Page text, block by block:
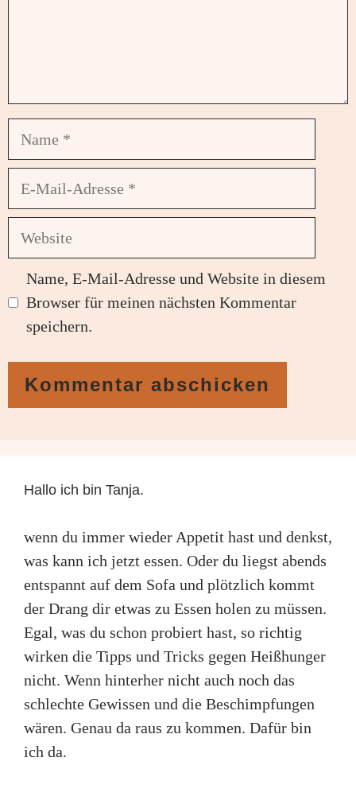
Website
Name, E-Mail-Adresse und Website in diesem
Browser für meinen nächsten Kommentar
speichern.
Hallo ich bin Tanja.
wenn du immer wieder Appetit hast und denkst,
was kann ich jetzt essen. Oder du liegst abends
entspannt auf dem Sofa und plötzlich kommt
der Drang dir etwas zu Essen holen zu müssen.
Egal, was du schon probiert hast, so richtig
wirken die Tipps und Tricks gegen Heißhunger
nicht. Wenn hinterher nicht auch noch das
schlechte Gewissen und die Beschimpfungen
wären. Genau da raus zu kommen. Dafür bin
ich da.